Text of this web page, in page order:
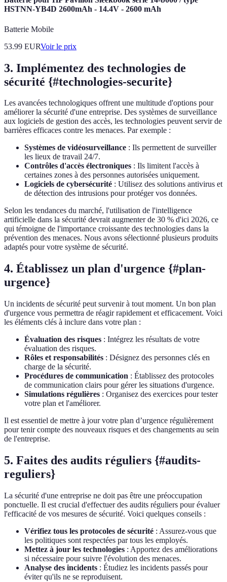
HSTNN-YB4D 2600mAh - 14.4V - 2600 mAh
Batterie Mobile
53.99 EURVoir le prix
3. Implémentez des technologies de
sécurité {#technologies-securite}
Les avancées technologiques offrent une multitude d'options pour
améliorer la sécurité d'une entreprise. Des systèmes de surveillance
aux logiciels de gestion des accès, les technologies peuvent servir de
barrières efficaces contre les menaces. Par exemple :
Systèmes de vidéosurveillance : Ils permettent de surveiller
les lieux de travail 24/7.
Contrôles d'accès électroniques : Ils limitent l'accès à
certaines zones à des personnes autorisées uniquement.
Logiciels de cybersécurité : Utilisez des solutions antivirus et
de détection des intrusions pour protéger vos données.
Selon les tendances du marché, l'utilisation de l'intelligence
artificielle dans la sécurité devrait augmenter de 30 % d'ici 2026, ce
qui témoigne de l'importance croissante des technologies dans la
prévention des menaces. Nous avons sélectionné plusieurs produits
adaptés pour votre système de sécurité.
4. Établissez un plan d'urgence {#plan-
urgence}
Un incidents de sécurité peut survenir à tout moment. Un bon plan
d'urgence vous permettra de réagir rapidement et efficacement. Voici
les éléments clés à inclure dans votre plan :
Évaluation des risques : Intégrez les résultats de votre
évaluation des risques.
Rôles et responsabilités : Désignez des personnes clés en
charge de la sécurité.
Procédures de communication : Établissez des protocoles
de communication clairs pour gérer les situations d'urgence.
Simulations régulières : Organisez des exercices pour tester
votre plan et l'améliorer.
Il est essentiel de mettre à jour votre plan d’urgence régulièrement
pour tenir compte des nouveaux risques et des changements au sein
de l'entreprise.
5. Faites des audits réguliers {#audits-
reguliers}
La sécurité d'une entreprise ne doit pas être une préoccupation
ponctuelle. Il est crucial d'effectuer des audits réguliers pour évaluer
l'efficacité de vos mesures de sécurité. Voici quelques conseils :
Vérifiez tous les protocoles de sécurité : Assurez-vous que
les politiques sont respectées par tous les employés.
Mettez à jour les technologies : Apportez des améliorations
si nécessaire pour suivre l'évolution des menaces.
Analyse des incidents : Étudiez les incidents passés pour
éviter qu'ils ne se reproduisent.